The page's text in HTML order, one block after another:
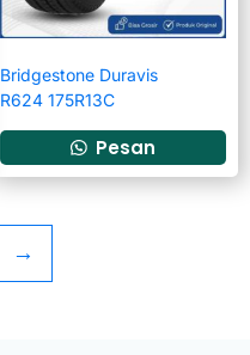
Bridgestone Duravis
R624 175R13C
Pesan
→